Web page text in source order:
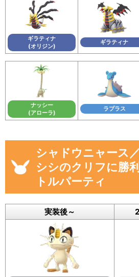
ギラティナ
(オリジン)
ギラティナ
ナッシー
(アローラ)
ラプラス
シャドウニャース
シシのクリフに勝
トルパーティ
実装後～